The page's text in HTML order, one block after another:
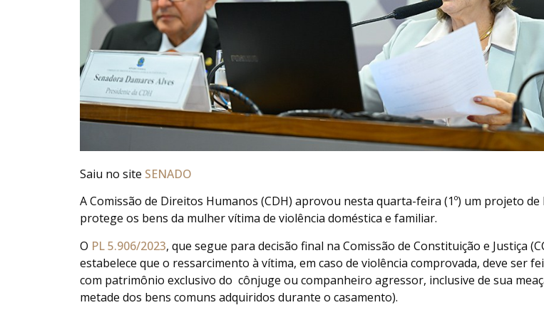
Saiu no site SENADO
A Comissão de Direitos Humanos (CDH) aprovou nesta quarta-feira (1º) um projeto de
protege os bens da mulher vítima de violência doméstica e familiar.
O PL 5.906/2023, que segue para decisão final na Comissão de Constituição e Justiça
estabelece que o ressarcimento à vítima, em caso de violência comprovada, deve ser
com patrimônio exclusivo do cônjuge ou companheiro agressor, inclusive de sua
metade dos bens comuns adquiridos durante o casamento).